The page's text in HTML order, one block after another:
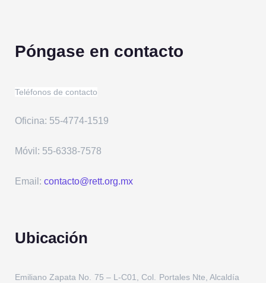
Póngase en contacto
Teléfonos de contacto
Oficina: 55-4774-1519
Móvil: 55-6338-7578
Email: contacto@rett.org.mx
Ubicación
Emiliano Zapata No. 75 – L-C01, Col. Portales Nte, Alcaldía